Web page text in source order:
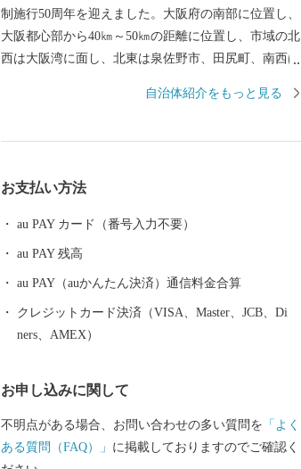
制施行50周年を迎えました。大阪府の南部に位置し、
大阪都心部から40㎞～50㎞の距離に位置し、市域の北
西は大阪湾に面し、北東は泉佐野市、田尻町、南西は
しています。市域は南北約11㎞、東西約8㎞の広がりを
る和泉山脈があり、丘陵部から平野部にかけては、古
芋、花き等、泉州特産の農作物が栽培されています。
関西国際空港の対岸のりんくうタウンでは、様々な製
造業をはじめとする事業所が集積し、岡田と樽井にあ
ゾーンとして再生させ、泉南市のまちづくりの拠点と
自治体紹介をもっと見る
お支払い方法
au PAY カード（番号入力不要）
au PAY 残高
au PAY（auかんたん決済）通信料金合算
クレジットカード決済（VISA、Master、JCB、Di
ners、AMEX）
お申し込みに関して
不明点がある場合、お問い合わせの多い質問を 「よく
ある質問（FAQ）」 に掲載しておりますのでご確認く